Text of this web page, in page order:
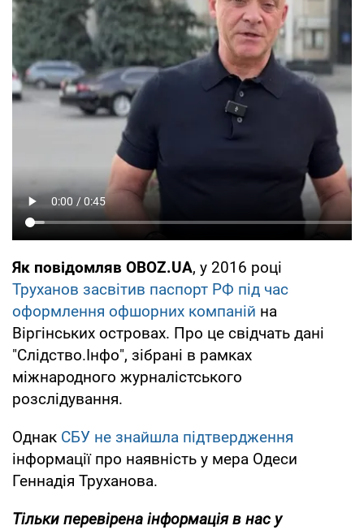
Як повідомляв OBOZ.UA, у 2016 році
Труханов засвітив паспорт РФ під час
оформлення офшорних компаній на
Віргінських островах. Про це свідчать дані
"Слідство.Інфо", зібрані в рамках
міжнародного журналістського
розслідування.
Однак СБУ не знайшла підтвердження
інформації про наявність у мера Одеси
Геннадія Труханова.
Тільки перевірена інформація в нас у